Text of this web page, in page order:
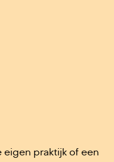
praktijk of een